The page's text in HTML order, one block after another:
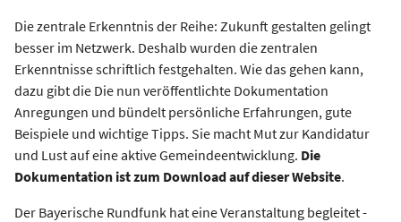
Die zentrale Erkenntnis der Reihe: Zukunft gestalten gelingt
besser im Netzwerk. Deshalb wurden die zentralen
Erkenntnisse schriftlich festgehalten. Wie das gehen kann,
dazu gibt die Die nun veröffentlichte Dokumentation
Anregungen und bündelt persönliche Erfahrungen, gute
Beispiele und wichtige Tipps. Sie macht Mut zur Kandidatur
und Lust auf eine aktive Gemeindeentwicklung. Die
Dokumentation ist zum Download auf dieser Website.
Der Bayerische Rundfunk hat eine Veranstaltung begleitet -